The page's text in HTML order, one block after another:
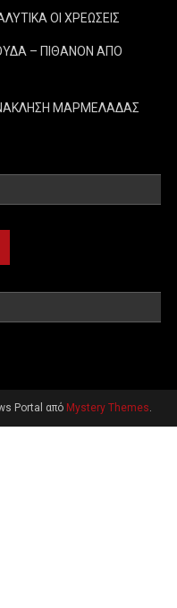
ΟΙ ΧΡΕΩΣΕΙΣ
– ΠΙΘΑΝΟΝ ΑΠΟ
ΜΑΡΜΕΛΑΔΑΣ
Portal από Mystery Themes.